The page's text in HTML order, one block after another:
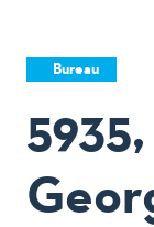
Bureau